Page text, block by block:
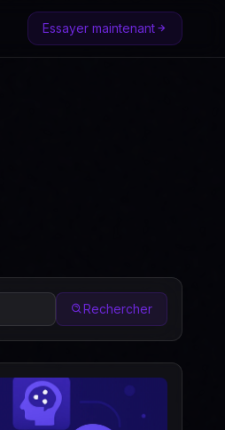
Essayer maintenant
Rechercher